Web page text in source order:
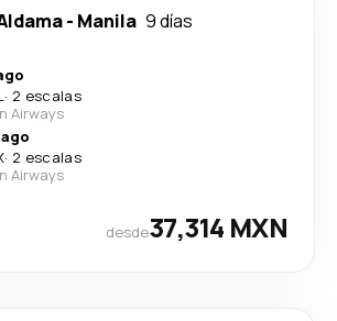
- Manila 9 días
· 2 escalas
Airways
· 2 escalas
Airways
desde37,314 MXN